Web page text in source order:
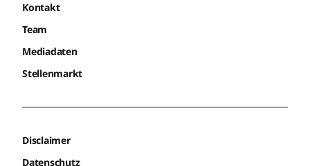
Kontakt
Team
Mediadaten
Stellenmarkt
Disclaimer
Datenschutz